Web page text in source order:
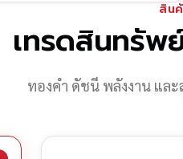
สิน
เทรดสินทรัพ
ทองคำ ดัชนี พลังงาน แล